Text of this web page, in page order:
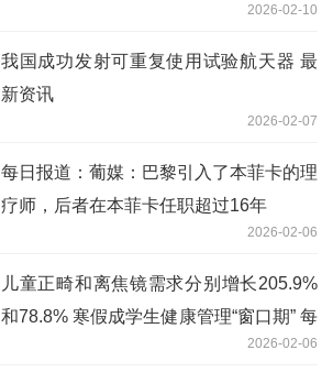
2026-02-10
我国成功发射可重复使用试验航天器 最
新资讯
2026-02-07
每日报道：葡媒：巴黎引入了本菲卡的理
疗师，后者在本菲卡任职超过16年
2026-02-06
儿童正畸和离焦镜需求分别增长205.9%
和78.8% 寒假成学生健康管理“窗口期” 每
2026-02-06